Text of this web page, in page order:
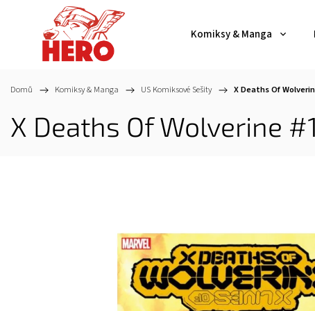
Komiksy & Manga
Domů / Komiksy & Manga / US Komiksové Sešity / X Deaths Of
X Deaths Of Wolverine #1